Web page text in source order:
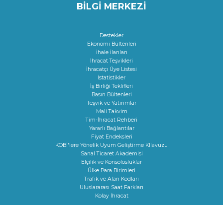
BİLGİ MERKEZİ
Destekler
Ekonomi Bültenleri
İhale İlanları
İhracat Teşvikleri
İhracatçı Üye Listesi
İstatistikler
İş Birliği Teklifleri
Basın Bültenleri
Teşvik ve Yatırımlar
Mali Takvim
Tim-İhracat Rehberi
Yararlı Bağlantılar
Fiyat Endeksleri
KOBİ'lere Yönelik Uyum Geliştirme KIlavuzu
Sanal Ticaret Akademisi
Elçilik ve Konsolosluklar
Ülke Para Birimleri
Trafik ve Alan Kodları
Uluslararası Saat Farkları
Kolay İhracat